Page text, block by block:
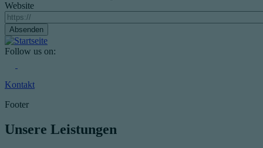
Website
Follow us on:
Kontakt
Footer
Unsere Leistungen